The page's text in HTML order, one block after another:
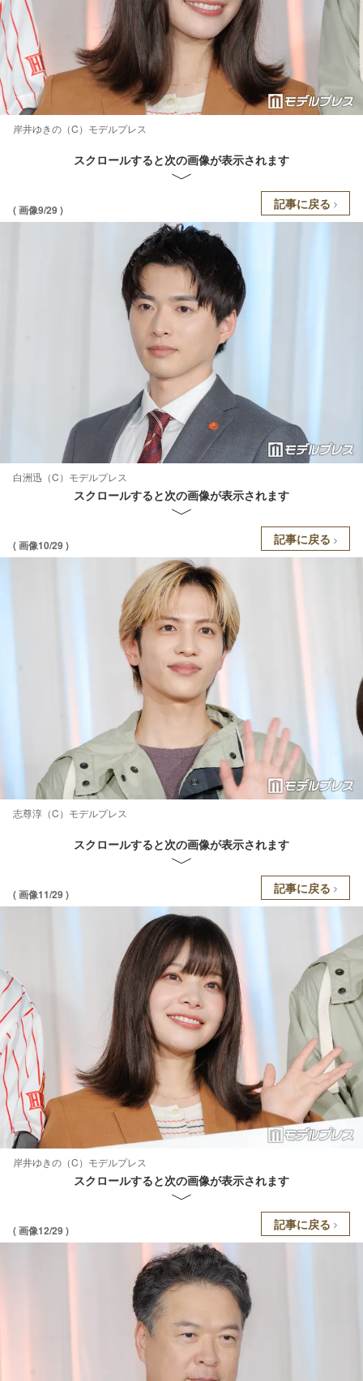
岸井ゆきの（C）モデルプレス
スクロールすると次の画像が表示されます
( 画像9/29 ) 記事に戻る
白洲迅（C）モデルプレス
スクロールすると次の画像が表示されます
( 画像10/29 ) 記事に戻る
志尊淳（C）モデルプレス
スクロールすると次の画像が表示されます
( 画像11/29 ) 記事に戻る
岸井ゆきの（C）モデルプレス
スクロールすると次の画像が表示されます
( 画像12/29 ) 記事に戻る